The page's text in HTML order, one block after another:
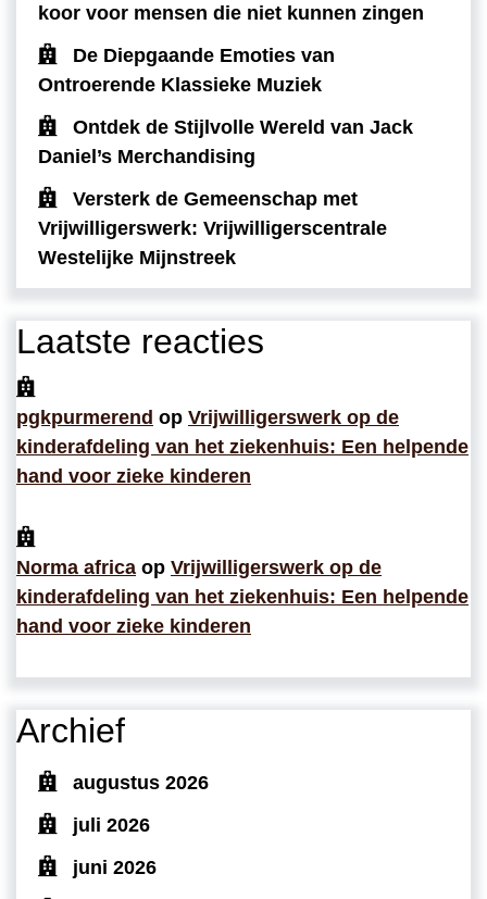
koor voor mensen die niet kunnen zingen
De Diepgaande Emoties van
Ontroerende Klassieke Muziek
Ontdek de Stijlvolle Wereld van Jack
Daniel’s Merchandising
Versterk de Gemeenschap met
Vrijwilligerswerk: Vrijwilligerscentrale
Westelijke Mijnstreek
Laatste reacties
pgkpurmerend op Vrijwilligerswerk op de
kinderafdeling van het ziekenhuis: Een helpende
hand voor zieke kinderen
Norma africa op Vrijwilligerswerk op de
kinderafdeling van het ziekenhuis: Een helpende
hand voor zieke kinderen
Archief
augustus 2026
juli 2026
juni 2026